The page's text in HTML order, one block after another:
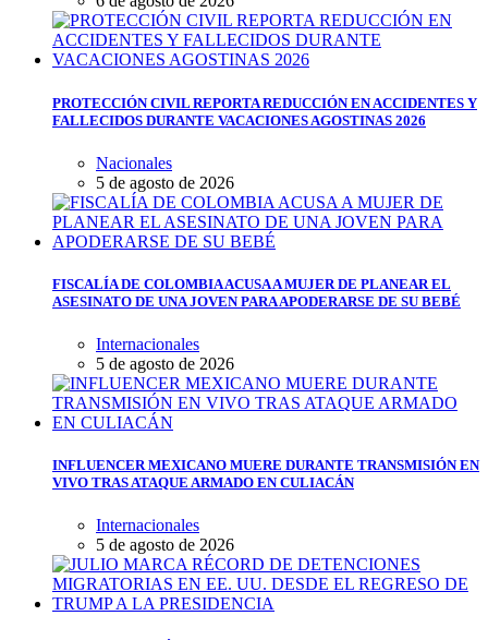
PROTECCIÓN CIVIL REPORTA REDUCCIÓN EN ACCIDENTES Y
FALLECIDOS DURANTE VACACIONES AGOSTINAS 2026
Nacionales
5 de agosto de 2026
FISCALÍA DE COLOMBIA ACUSA A MUJER DE PLANEAR EL
ASESINATO DE UNA JOVEN PARA APODERARSE DE SU BEBÉ
Internacionales
5 de agosto de 2026
INFLUENCER MEXICANO MUERE DURANTE TRANSMISIÓN EN
VIVO TRAS ATAQUE ARMADO EN CULIACÁN
Internacionales
5 de agosto de 2026